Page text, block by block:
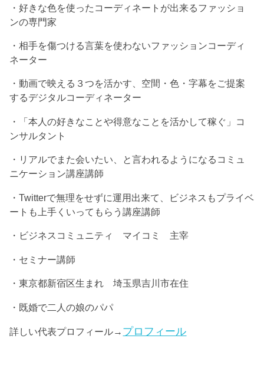
・好きな色を使ったコーディネートが出来るファッショ
ンの専門家
・相手を傷つける言葉を使わないファッションコーディ
ネーター
・動画で映える３つを活かす、空間・色・字幕をご提案
するデジタルコーディネーター
・「本人の好きなことや得意なことを活かして稼ぐ」コ
ンサルタント
・リアルでまた会いたい、と言われるようになるコミュ
ニケーション講座講師
・Twitterで無理をせずに運用出来て、ビジネスもプライベ
ートも上手くいってもらう講座講師
・ビジネスコミュニティ マイコミ 主宰
・セミナー講師
・東京都新宿区生まれ 埼玉県吉川市在住
・既婚で二人の娘のパパ
詳しい代表プロフィール→ プロフィール